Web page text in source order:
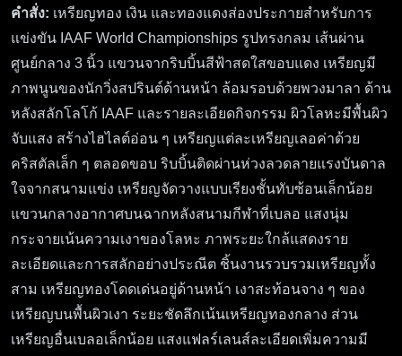
คำสั่ง: เหรียญทอง เงิน และทองแดงส่องประกายสำหรับการ
แข่งขัน IAAF World Championships รูปทรงกลม เส้นผ่าน
ศูนย์กลาง 3 นิ้ว แขวนจากริบบิ้นสีฟ้าสดใสขอบแดง เหรียญมี
ภาพนูนของนักวิ่งสปรินต์ด้านหน้า ล้อมรอบด้วยพวงมาลา ด้าน
หลังสลักโลโก้ IAAF และรายละเอียดกิจกรรม ผิวโลหะมีพื้นผิว
จับแสง สร้างไฮไลต์อ่อน ๆ เหรียญแต่ละเหรียญเลอค่าด้วย
คริสตัลเล็ก ๆ ตลอดขอบ ริบบิ้นติดผ่านห่วงลวดลายแรงบันดาล
ใจจากสนามแข่ง เหรียญจัดวางแบบเรียงชั้นทับซ้อนเล็กน้อย
แขวนกลางอากาศบนฉากหลังสนามกีฬาที่เบลอ แสงนุ่ม
กระจายเน้นความเงาของโลหะ ภาพระยะใกล้แสดงราย
ละเอียดและการสลักอย่างประณีต ชิ้นงานรวบรวมเหรียญทั้ง
สาม เหรียญทองโดดเด่นอยู่ด้านหน้า เงาสะท้อนจาง ๆ ของ
เหรียญบนพื้นผิวเงา ระยะชัดลึกเน้นเหรียญทองกลาง ส่วน
เหรียญอื่นเบลอเล็กน้อย แสงแฟลร์เลนส์ละเอียดเพิ่มความมี